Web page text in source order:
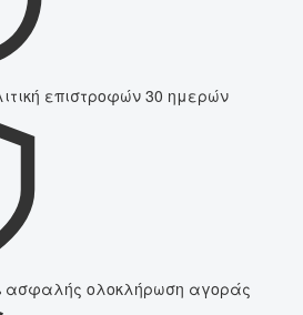
επιστροφών 30 ημερών
ασφαλής ολοκλήρωση αγοράς